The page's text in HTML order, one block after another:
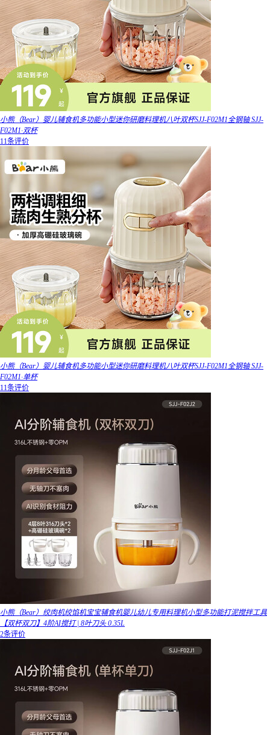
小熊（Bear）婴儿辅食机多功能小型迷你研磨料理机八叶双杯SJJ-F02M1全钢轴 SJJ-
F02M1·双杯
11条评价
小熊（Bear）婴儿辅食机多功能小型迷你研磨料理机八叶双杯SJJ-F02M1全钢轴 SJJ-
F02M1·单杯
11条评价
小熊（Bear）绞肉机绞馅机宝宝辅食机婴儿幼儿专用料理机小型多功能打泥搅拌工具
【双杯双刀】4阶AI搅打 | 8叶刀头 0.35L
2条评价